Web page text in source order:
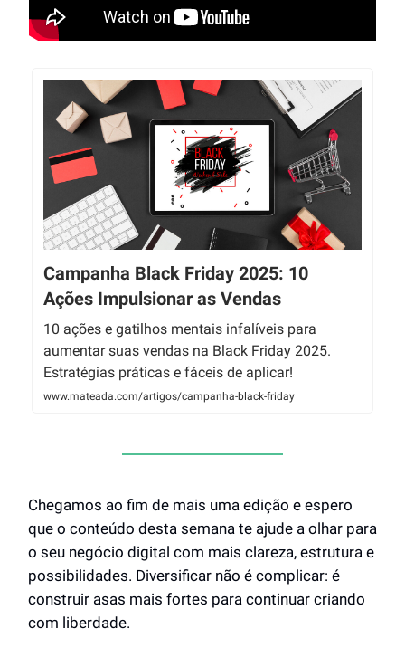
Campanha Black Friday 2025: 10
Ações Impulsionar as Vendas
10 ações e gatilhos mentais infalíveis para
aumentar suas vendas na Black Friday 2025.
Estratégias práticas e fáceis de aplicar!
www.mateada.com/artigos/campanha-black-friday
Chegamos ao fim de mais uma edição e espero
que o conteúdo desta semana te ajude a olhar para
o seu negócio digital com mais clareza, estrutura e
possibilidades. Diversificar não é complicar: é
construir asas mais fortes para continuar criando
com liberdade.